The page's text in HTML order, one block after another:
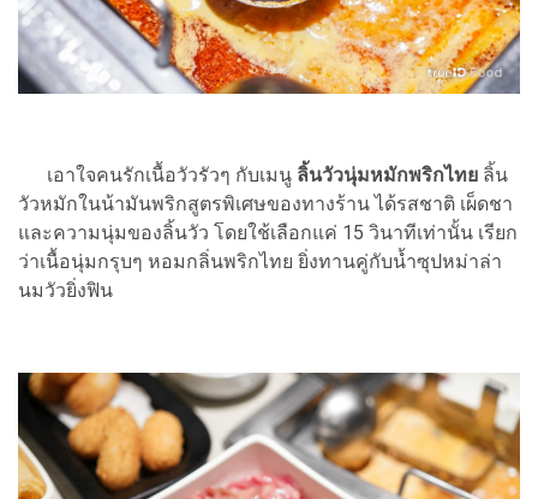
เอาใจคนรักเนื้อวัวรัวๆ กับเมนู ลิ้นวัวนุ่มหมักพริกไทย ลิ้น
วัวหมักในน้ามันพริกสูตรพิเศษของทางร้าน ได้รสชาติ เผ็ดชา
และความนุ่มของลิ้นวัว โดยใช้เลือกแค่ 15 วินาทีเท่านั้น เรียก
ว่าเนื้อนุ่มกรุบๆ หอมกลิ่นพริกไทย ยิ่งทานคู่กับน้ำซุปหม่าล่า
นมวัวยิ่งฟิน